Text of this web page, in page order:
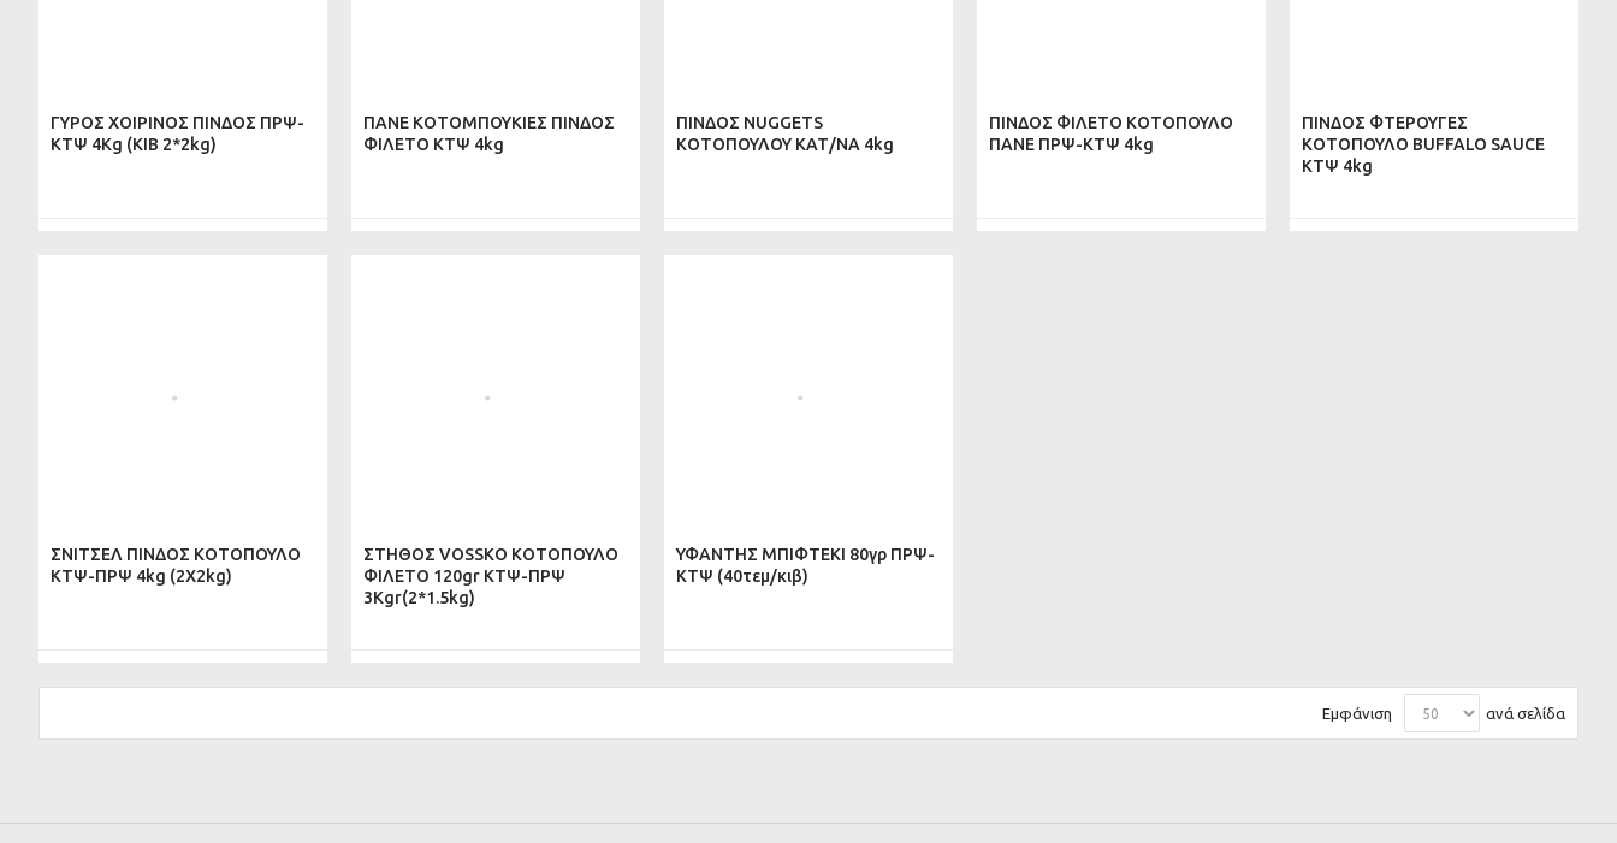
ΓΥΡΟΣ ΧΟΙΡΙΝΟΣ ΠΙΝΔΟΣ ΠΡΨ-
ΚΤΨ 4Kg (ΚΙΒ 2*2kg)
ΠΑΝΕ ΚΟΤΟΜΠΟΥΚΙΕΣ ΠΙΝΔΟΣ
ΦΙΛΕΤΟ KTΨ 4kg
ΠΙΝΔΟΣ NUGGETS
ΚΟΤΟΠΟΥΛΟΥ ΚΑΤ/ΝΑ 4kg
ΠΙΝΔΟΣ ΦΙΛΕΤΟ ΚΟΤΟΠΟΥΛΟ
ΠΑΝΕ ΠΡΨ-KTΨ 4kg
ΠΙΝΔΟΣ ΦΤΕΡΟΥΓΕΣ
ΚΟΤΟΠΟΥΛΟ BUFFALO SAUCE
ΚΤΨ 4kg
ΣΝΙΤΣΕΛ ΠΙΝΔΟΣ ΚΟΤΟΠΟΥΛΟ
ΚΤΨ-ΠΡΨ 4kg (2Χ2kg)
ΣΤΗΘΟΣ VOSSKO ΚΟΤΟΠΟΥΛΟ
ΦΙΛΕΤΟ 120gr ΚΤΨ-ΠΡΨ
3Kgr(2*1.5kg)
ΥΦΑΝΤΗΣ ΜΠΙΦΤΕΚΙ 80γρ ΠΡΨ-
ΚΤΨ (40τεμ/κιβ)
Εμφάνιση ανά σελίδα